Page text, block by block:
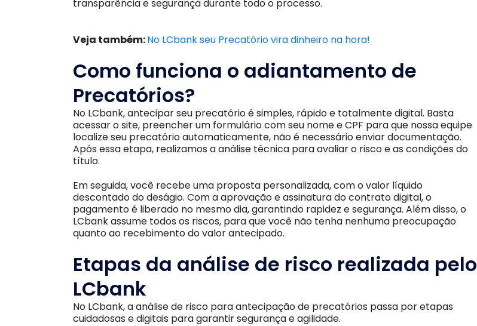
transparência e segurança durante todo o processo.​
Veja também:No LCbank seu Precatório vira dinheiro na hora!
Como funciona o adiantamento de
Precatórios?
No LCbank, antecipar seu precatório é simples, rápido e totalmente digital. Basta
acessar o site, preencher um formulário com seu nome e CPF para que nossa equipe
localize seu precatório automaticamente, não é necessário enviar documentação.
Após essa etapa, realizamos a análise técnica para avaliar o risco e as condições do
título.
Em seguida, você recebe uma proposta personalizada, com o valor líquido
descontado do deságio. Com a aprovação e assinatura do contrato digital, o
pagamento é liberado no mesmo dia, garantindo rapidez e segurança. Além disso, o
LCbank assume todos os riscos, para que você não tenha nenhuma preocupação
quanto ao recebimento do valor antecipado.
Etapas da análise de risco realizada pelo
LCbank
No LCbank, a análise de risco para antecipação de precatórios passa por etapas
cuidadosas e digitais para garantir segurança e agilidade.